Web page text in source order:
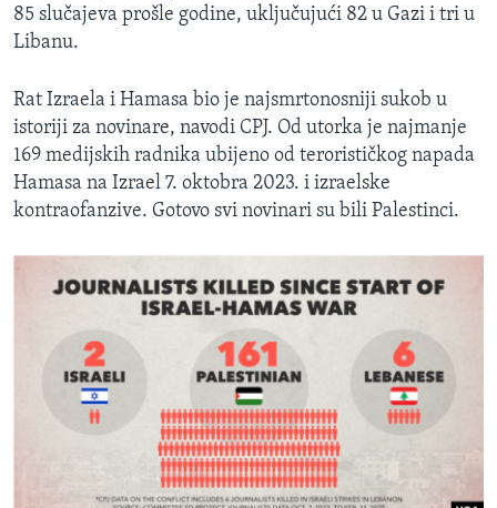
85 slučajeva prošle godine, uključujući 82 u Gazi i tri u
Libanu.
Rat Izraela i Hamasa bio je najsmrtonosniji sukob u
istoriji za novinare, navodi CPJ. Od utorka je najmanje
169 medijskih radnika ubijeno od terorističkog napada
Hamasa na Izrael 7. oktobra 2023. i izraelske
kontraofanzive. Gotovo svi novinari su bili Palestinci.